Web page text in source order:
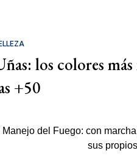
los colores
+50